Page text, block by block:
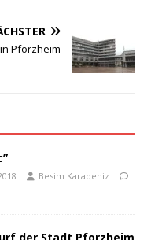
Pforzheim
Besim Karadeniz